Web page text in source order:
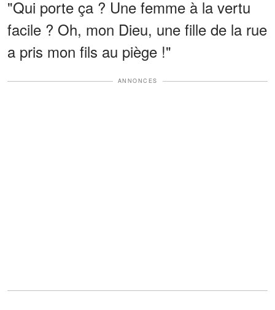
"Qui porte ça ? Une femme à la vertu
facile ? Oh, mon Dieu, une fille de la rue
a pris mon fils au piège !"
ANNONCES